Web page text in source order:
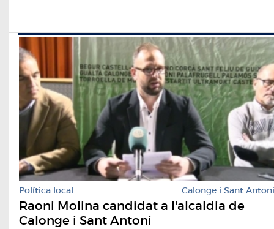
Política local Calonge i Sant Antoni
Raoni Molina candidat a l'alcaldia de
Calonge i Sant Antoni